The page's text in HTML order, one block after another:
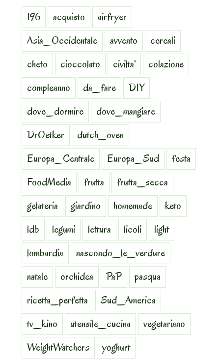
196 acquisto
airfryer
Asia_Occidentale
avvento
cereali
cheto
cioccolato civilta'
colazione
compleanno
da_fare
DIY
dove_dormire
dove_mangiare
DrOetker
dutch_oven
Europa_Centrale
Europa_Sud
festa
FoodMedia
frutta
frutta_secca
gelateria
giardino homemade
keto
ldb
legumi lettura licoli
light
lombardia
nascondo_le_verdure
natale
orchidea PaP
pasqua
ricetta_perfetta
Sud_America
tv_kino
utensile_cucina
vegetariano
WeightWatchers
yoghurt